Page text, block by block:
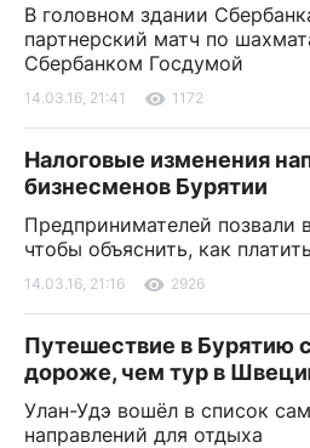
В головном здании
партнерский матч по
Сбербанком Госдумой
14.03.16, 21:41 1172
Налоговые изменения
бизнесменов Бурятии
Предпринимателей позвали
чтобы объяснить, как
14.03.16, 21:16 2926
Путешествие в Бурятию
дороже, чем тур в
Улан-Удэ вошёл в список
направлений для отдыха